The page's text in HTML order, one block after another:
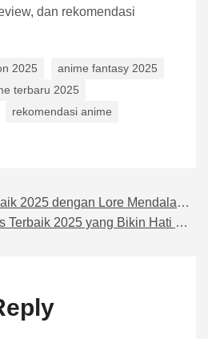
dan rekomendasi
2025
anime fantasy 2025
terbaru 2025
rekomendasi anime
dengan Lore Mendalam dan Karakter Menarik
2025 yang Bikin Hati Meleleh